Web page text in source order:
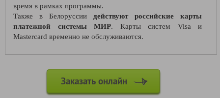
время в рамках программы.
Также в Белоруссии действуют российские карты
платежной системы МИР. Карты систем Visa и
Mastercard временно не обслуживаются.
Заказать онлайн